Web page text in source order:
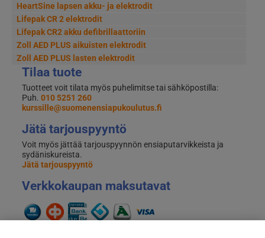
HeartSine lapsen akku- ja elektrodit
Lifepak CR 2 elektrodit
Lifepak CR2 akku defibrillaattoriin
Zoll AED PLUS aikuisten elektrodit
Zoll AED PLUS lasten elektrodit
Tilaa tuote
Tuotteet voit tilata myös puhelimitse tai sähköpostilla:
Puh. 010 5251 260
kurssille@suomenensiapukoulutus.fi
Jätä tarjouspyyntö
Voit myös jättää tarjouspyynnön ensiaputarvikkeista ja
sydäniskureista.
Jätä tarjouspyyntö
Verkkokaupan maksutavat